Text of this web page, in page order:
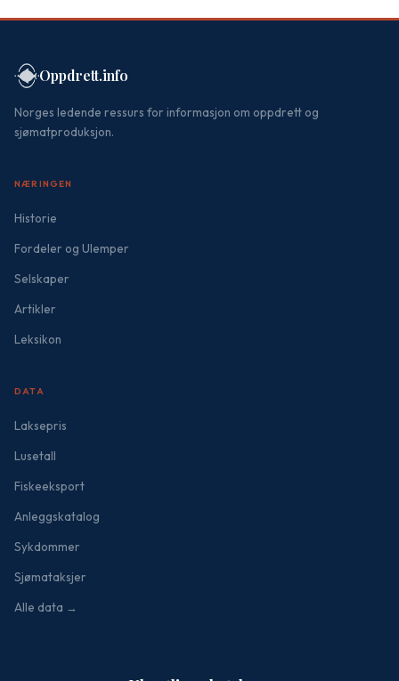
Oppdrett.info
Norges ledende ressurs for informasjon om oppdrett og
sjømatproduksjon.
NÆRINGEN
Historie
Fordeler og Ulemper
Selskaper
Artikler
Leksikon
DATA
Laksepris
Lusetall
Fiskeeksport
Anleggskatalog
Sykdommer
Sjømataksjer
Alle data →